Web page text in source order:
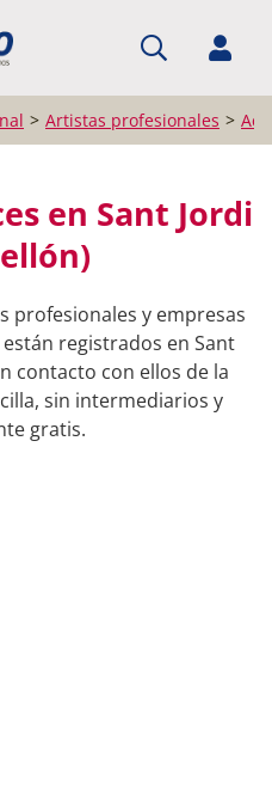
Artistas profesionales
en Sant Jordi
profesionales y empresas
registrados en Sant
contacto con ellos de la
sin intermediarios y
gratis.